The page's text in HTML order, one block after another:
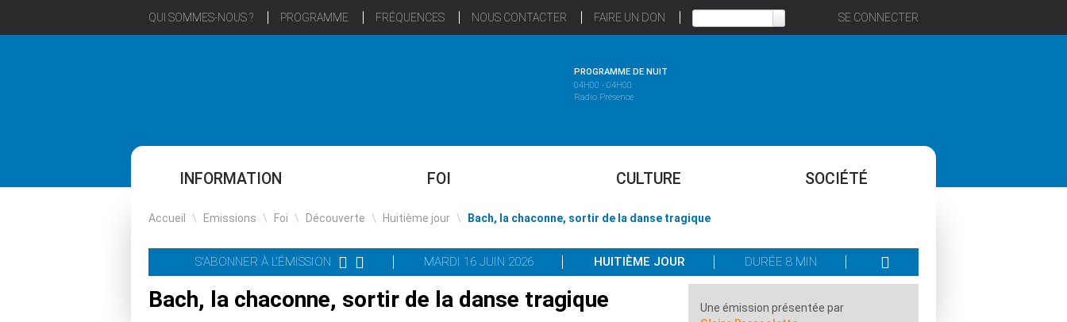
QUI SOMMES-NOUS ? PROGRAMME FRÉQUENCES NOUS CONTACTER FAIRE UN DON SE CONNECTER
PROGRAMME DE NUIT
04H00 - 04H00
Radio Présence
INFORMATION FOI CULTURE SOCIÉTÉ
Accueil \ Emissions \ Foi \ Découverte \ Huitième jour \ Bach, la chaconne, sortir de la danse tragique
S'ABONNER À L'ÉMISSION MARDI 16 JUIN 2026 HUITIÈME JOUR DURÉE 8 MIN
Bach, la chaconne, sortir de la danse tragique
Une émission présentée par